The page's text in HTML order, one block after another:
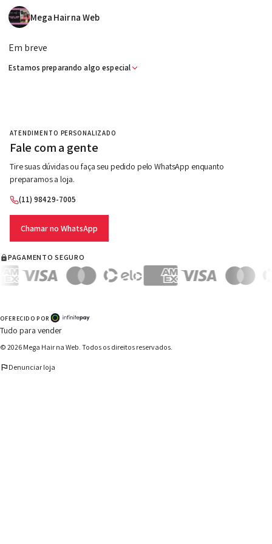
Mega Hair na Web -
Mega Hair na Web
Em breve
Estamos preparando algo especial
ATENDIMENTO PERSONALIZADO
Fale com a gente
Tire suas dúvidas ou faça seu pedido pelo WhatsApp enquanto
preparamos a loja.
(11) 98429-7005
Chamar no WhatsApp
PAGAMENTO SEGURO
Aceitamos Visa, Mastercard, Elo, American
OFERECIDO POR
Tudo para vender
© 2026 Mega Hair na Web. Todos os direitos reservados.
flag Denunciar loja